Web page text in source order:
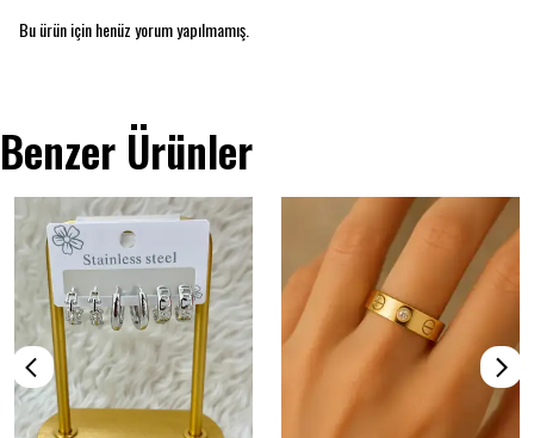
Bu ürün için henüz yorum yapılmamış.
Benzer Ürünler